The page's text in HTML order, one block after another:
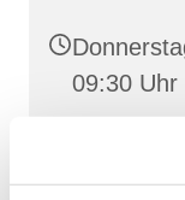
09:30 Uhr